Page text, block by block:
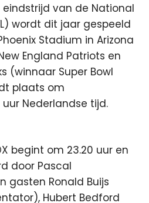
eindstrijd van de National
wordt dit jaar gespeeld
Stadium in Arizona
England Patriots en
(winnaar Super Bowl
plaats om
Nederlandse tijd.
begint om 23.20 uur en
door Pascal
gasten Ronald Buijs
Hubert Bedford